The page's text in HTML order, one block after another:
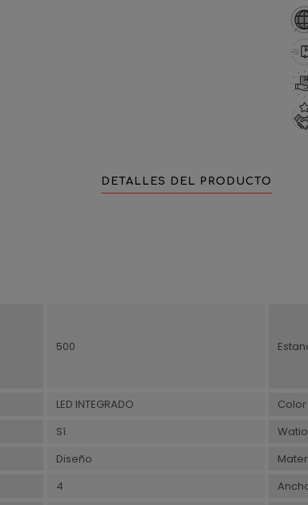
DETALLES DEL PRODUCTO
500
LED INTEGRADO
Sí
Diseño
4